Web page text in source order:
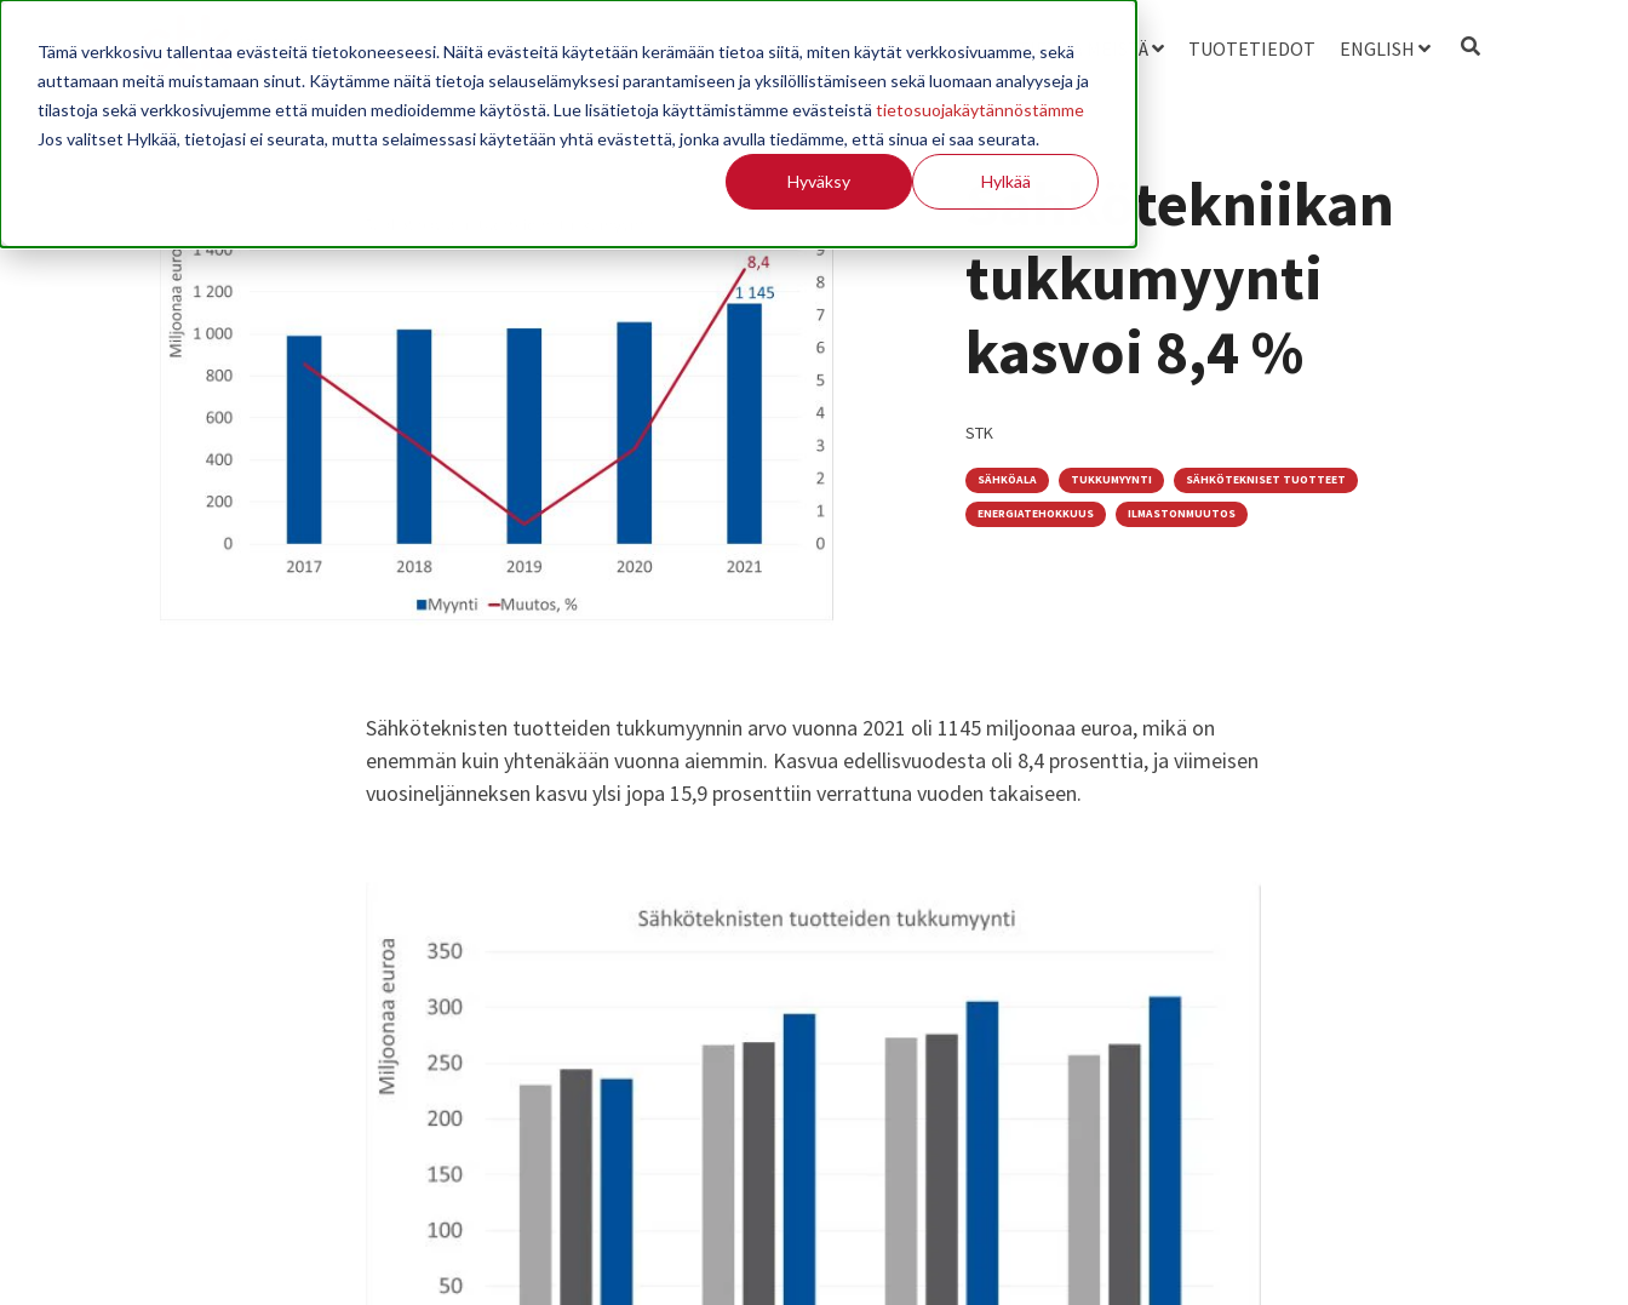
Tämä verkkosivu tallentaa evästeitä tietokoneeseesi. Näitä evästeitä käytetään kerämään tietoa siitä, miten käytät verkkosivuamme, sekä
auttamaan meitä muistamaan sinut. Käytämme näitä tietoja selauselämyksesi parantamiseen ja yksilöllistämiseen sekä luomaan analyyseja ja
tilastoja sekä verkkosivujemme että muiden medioidemme käytöstä. Lue lisätietoja käyttämistämme evästeistä tietosuojakäytännöstämme
Jos valitset Hylkää, tietojasi ei seurata, mutta selaimessasi käytetään yhtä evästettä, jonka avulla tiedämme, että sinua ei saa seurata.
Hyväksy Hylkää
AJANKOHTAISTA OPPILAITOKSILLE JÄSENYYS TILASTOINTI TIETOA MEISTÄ TUOTETIEDOT ENGLISH
Sähkötekniikan
tukkumyynti
kasvoi 8,4 %
STK
SÄHKÖALA TUKKUMYYNTI SÄHKÖTEKNISET TUOTTEET
ENERGIATEHOKKUUS ILMASTONMUUTOS
Sähköteknisten tuotteiden tukkumyynnin arvo vuonna 2021 oli 1145 miljoonaa euroa, mikä on
enemmän kuin yhtenäkään vuonna aiemmin. Kasvua edellisvuodesta oli 8,4 prosenttia, ja viimeisen
vuosineljänneksen kasvu ylsi jopa 15,9 prosenttiin verrattuna vuoden takaiseen.